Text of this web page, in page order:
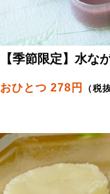
【季節限定】水な
おひとつ 278円 （税